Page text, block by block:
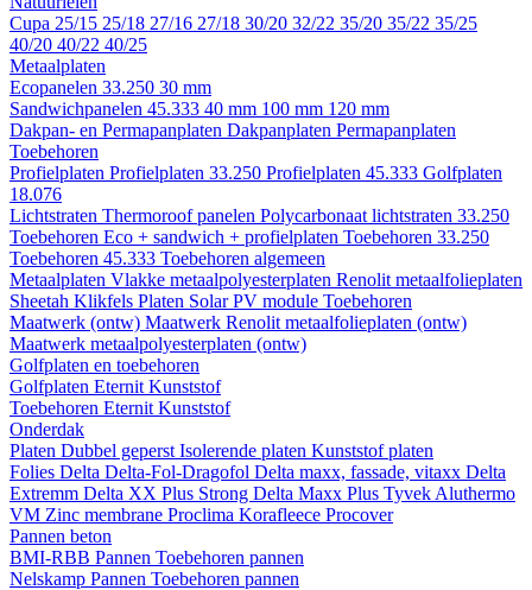
Cupa 25/15 25/18 27/16 27/18 30/20 32/22 35/20 35/22 35/25
40/20 40/22 40/25
Metaalplaten
Ecopanelen 33.250 30 mm
Sandwichpanelen 45.333 40 mm 100 mm 120 mm
Dakpan- en Permapanplaten Dakpanplaten Permapanplaten
Toebehoren
Profielplaten Profielplaten 33.250 Profielplaten 45.333 Golfplaten
18.076
Lichtstraten Thermoroof panelen Polycarbonaat lichtstraten 33.250
Toebehoren Eco + sandwich + profielplaten Toebehoren 33.250
Toebehoren 45.333 Toebehoren algemeen
Metaalplaten Vlakke metaalpolyesterplaten Renolit metaalfolieplaten
Sheetah Klikfels Platen Solar PV module Toebehoren
Maatwerk (ontw) Maatwerk Renolit metaalfolieplaten (ontw)
Maatwerk metaalpolyesterplaten (ontw)
Golfplaten en toebehoren
Golfplaten Eternit Kunststof
Toebehoren Eternit Kunststof
Onderdak
Platen Dubbel geperst Isolerende platen Kunststof platen
Folies Delta Delta-Fol-Dragofol Delta maxx, fassade, vitaxx Delta
Extremm Delta XX Plus Strong Delta Maxx Plus Tyvek Aluthermo
VM Zinc membrane Proclima Korafleece Procover
Pannen beton
BMI-RBB Pannen Toebehoren pannen
Nelskamp Pannen Toebehoren pannen